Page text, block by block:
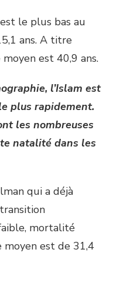
le plus bas au
ans. A titre
moyen est 40,9 ans.
l’Islam est
plus rapidement.
les nombreuses
natalité dans les
qui a déjà
mortalité
moyen est de 31,4